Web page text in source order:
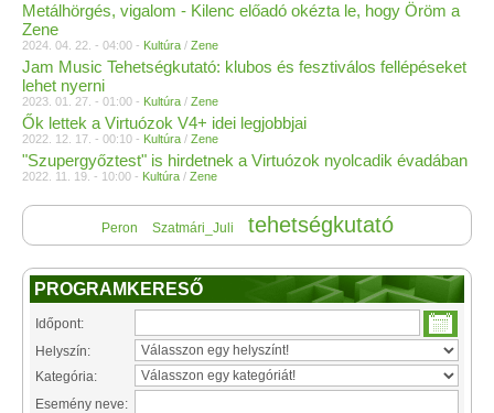
Metálhörgés, vigalom - Kilenc előadó okézta le, hogy Öröm a
Zene
2024. 04. 22. - 04:00 - Kultúra / Zene
Jam Music Tehetségkutató: klubos és fesztiválos fellépéseket
lehet nyerni
2023. 01. 27. - 01:00 - Kultúra / Zene
Ők lettek a Virtuózok V4+ idei legjobbjai
2022. 12. 17. - 00:10 - Kultúra / Zene
"Szupergyőztest" is hirdetnek a Virtuózok nyolcadik évadában
2022. 11. 19. - 10:00 - Kultúra / Zene
Peron Szatmári_Juli tehetségkutató
PROGRAMKERESŐ
Időpont:
Helyszín:
Kategória:
Esemény neve: